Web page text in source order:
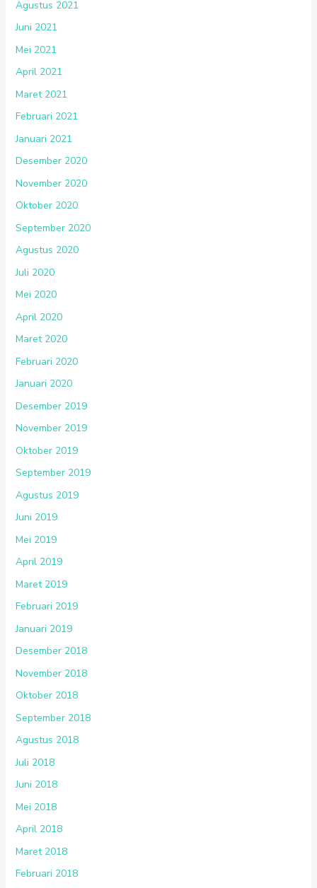
Agustus 2021
Juni 2021
Mei 2021
April 2021
Maret 2021
Februari 2021
Januari 2021
Desember 2020
November 2020
Oktober 2020
September 2020
Agustus 2020
Juli 2020
Mei 2020
April 2020
Maret 2020
Februari 2020
Januari 2020
Desember 2019
November 2019
Oktober 2019
September 2019
Agustus 2019
Juni 2019
Mei 2019
April 2019
Maret 2019
Februari 2019
Januari 2019
Desember 2018
November 2018
Oktober 2018
September 2018
Agustus 2018
Juli 2018
Juni 2018
Mei 2018
April 2018
Maret 2018
Februari 2018